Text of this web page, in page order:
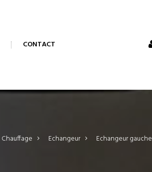
CONTACT
Chauffage > Echangeur > Echangeur